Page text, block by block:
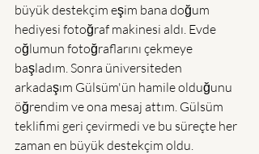
büyük destekçim eşim bana doğum
hediyesi fotoğraf makinesi aldı. Evde
oğlumun fotoğraflarını çekmeye
başladım. Sonra üniversiteden
arkadaşım Gülsüm'ün hamile olduğunu
öğrendim ve ona mesaj attım. Gülsüm
teklifimi geri çevirmedi ve bu süreçte her
zaman en büyük destekçim oldu.